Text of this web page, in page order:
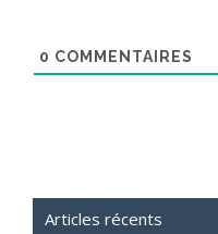
0 COMMENTAIRES
Articles récents